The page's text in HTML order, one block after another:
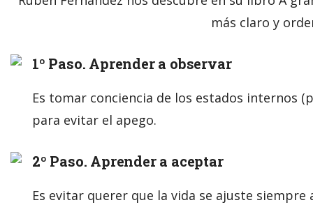
más claro y
1º Paso. Aprender a observar
Es tomar conciencia de los estados internos
para evitar el apego.
2º Paso. Aprender a aceptar
Es evitar querer que la vida se ajuste